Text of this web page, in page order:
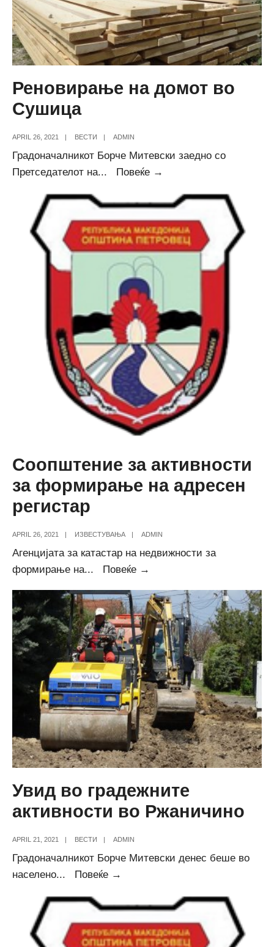
Реновирање на домот во
Сушица
APRIL 26, 2021 | ВЕСТИ | ADMIN
Градоначалникот Борче Митевски заедно со
Претседателот на... Повеќе →
домот
во
Сушица
Соопштение за активности
за формирање на адресен
регистар
APRIL 26, 2021 | ИЗВЕСТУВАЊА | ADMIN
Агенцијата за катастар на недвижности за
формирање на... Повеќе →
активности
за
формирање
на
адресен
регистар
Увид во градежните
активности во Ржаничино
APRIL 21, 2021 | ВЕСТИ | ADMIN
Градоначалникот Борче Митевски денес беше во
населено... Повеќе →
градежните
активности
во